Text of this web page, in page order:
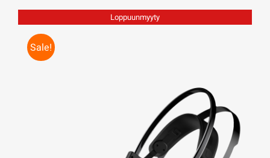
Loppuunmyyty
Sale!